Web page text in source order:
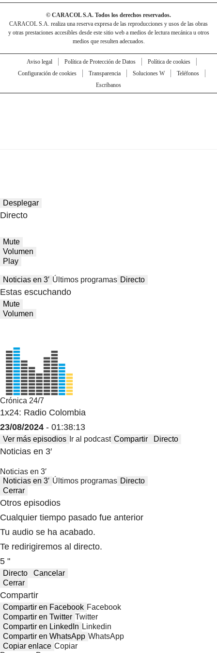
© CARACOL S.A. Todos los derechos reservados.
CARACOL S.A. realiza una reserva expresa de las reproducciones y usos de las obras
y otras prestaciones accesibles desde este sitio web a medios de lectura mecánica u otros
medios que resulten adecuados.
Aviso legal Política de Protección de Datos
Política de cookies
Configuración de cookies
Transparencia Soluciones W
Teléfonos
Escríbanos
Desplegar
Directo
Mute
Volumen
Play
Noticias en 3′ Últimos programas Directo
Estas escuchando
Mute
Volumen
Crónica 24/7
1x24: Radio Colombia
23/08/2024 - 01:38:13
Ver más episodios Ir al podcast Compartir Directo
Noticias en 3′
Noticias en 3′
Noticias en 3′ Últimos programas Directo
Cerrar
Otros episodios
Cualquier tiempo pasado fue anterior
Tu audio se ha acabado.
Te redirigiremos al directo.
5 "
Directo
Cancelar
Cerrar
Compartir
Compartir en Facebook Facebook
Compartir en Twitter Twitter
Compartir en LinkedIn Linkedin
Compartir en WhatsApp WhatsApp
Copiar enlace Copiar